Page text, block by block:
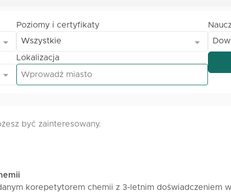
Poziomy i certyfikaty
Wszystkie
Lokalizacja
być zainteresowany.
korepetytorem chemii z 3-letnim doświadczeniem w